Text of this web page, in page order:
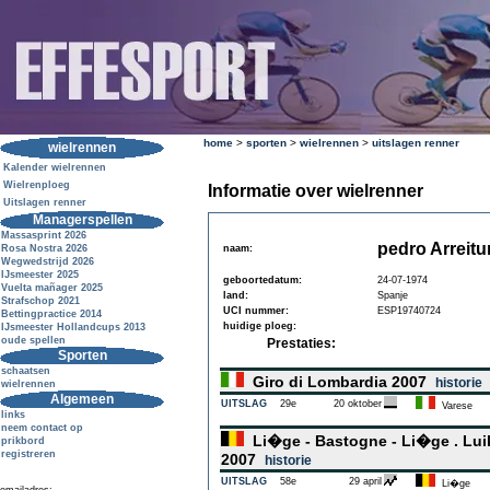
wielrennen
Kalender wielrennen
Wielrenploeg
Uitslagen renner
Managerspellen
Massasprint 2026
Rosa Nostra 2026
Wegwedstrijd 2026
IJsmeester 2025
Vuelta mañager 2025
Strafschop 2021
Bettingpractice 2014
IJsmeester Hollandcups 2013
oude spellen
Sporten
schaatsen
wielrennen
Algemeen
links
neem contact op
prikbord
registreren
home > sporten > wielrennen > uitslagen renner
Informatie over wielrenner
naam: pedro
geboortedatum:
24-07-1974
land:
Spanje
UCI nummer:
ESP19740724
huidige ploeg:
Prestaties:
Giro di Lombardia 2007 historie
UITSLAG 29e 20 oktober Varese
Li�ge - Bastogne - Li�ge .
2007
historie
UITSLAG 58e 29 april Li�ge